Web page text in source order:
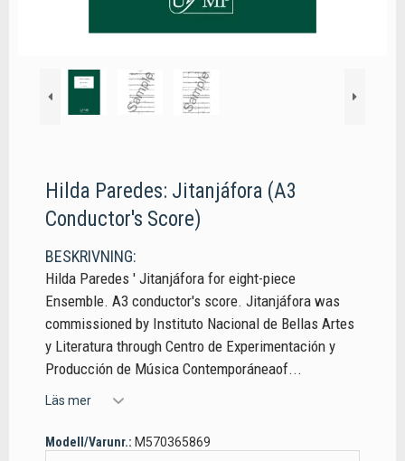
Hilda Paredes: Jitanjáfora (A3
Conductor's Score)
BESKRIVNING:
Hilda Paredes ' Jitanjáfora for eight-piece
Ensemble. A3 conductor's score. Jitanjáfora was
commissioned by Instituto Nacional de Bellas Artes
y Literatura through Centro de Experimentación y
Producción de Música Contemporáneaof...
Läs mer
Modell/Varunr.: M570365869